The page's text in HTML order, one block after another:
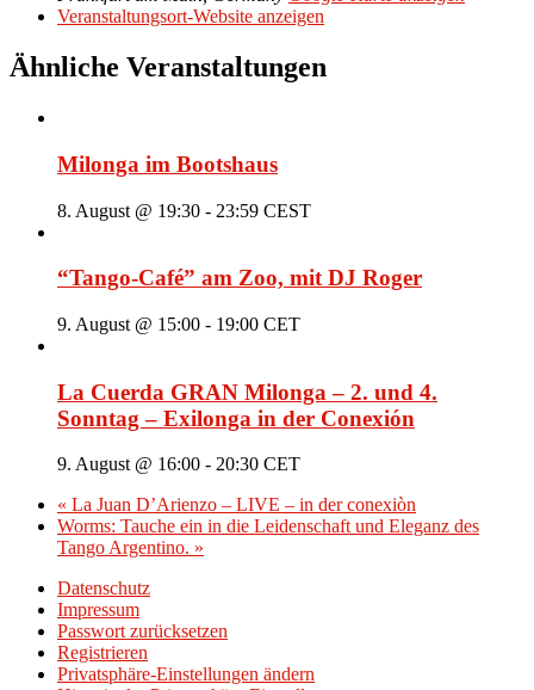
Veranstaltungsort-Website anzeigen
Ähnliche Veranstaltungen
Milonga im Bootshaus
8. August @ 19:30 - 23:59 CEST
“Tango-Café” am Zoo, mit DJ Roger
9. August @ 15:00 - 19:00 CET
La Cuerda GRAN Milonga – 2. und 4.
Sonntag – Exilonga in der Conexión
9. August @ 16:00 - 20:30 CET
« La Juan D’Arienzo – LIVE – in der conexiòn
Worms: Tauche ein in die Leidenschaft und Eleganz des
Tango Argentino. »
Datenschutz
Impressum
Passwort zurücksetzen
Registrieren
Privatsphäre-Einstellungen ändern